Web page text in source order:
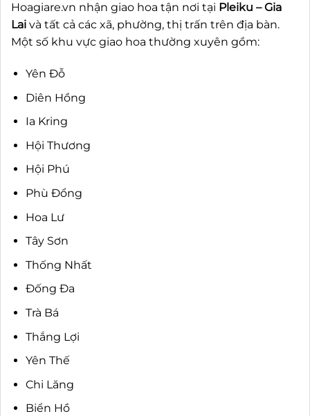
Hoagiare.vn nhận giao hoa tận nơi tại Pleiku – Gia
Lai và tất cả các xã, phường, thị trấn trên địa bàn.
Một số khu vực giao hoa thường xuyên gồm:
Yên Đỗ
Diên Hồng
Ia Kring
Hội Thương
Hội Phú
Phù Đổng
Hoa Lư
Tây Sơn
Thống Nhất
Đống Đa
Trà Bá
Thắng Lợi
Yên Thế
Chi Lăng
Biển Hồ